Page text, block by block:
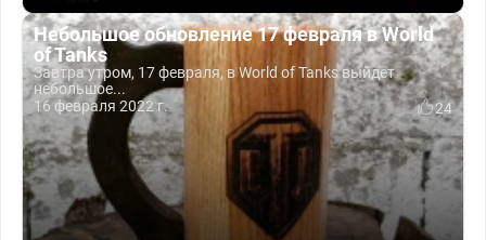
Небольшое обновление 17 февраля в World
of Tanks
Завтра утром, 17 февраля, в World of Tanks выйдет
небольшое...
16 февраля 2022 г.
24